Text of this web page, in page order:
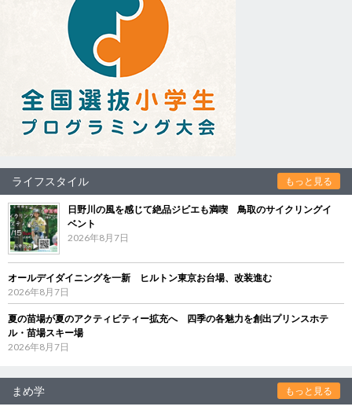
ライフスタイル もっと見る
日野川の風を感じて絶品ジビエも満喫 鳥取のサイクリングイ
ベント
2026年8月7日
オールデイダイニングを一新 ヒルトン東京お台場、改装進む
2026年8月7日
夏の苗場が夏のアクティビティー拡充へ 四季の各魅力を創出プリンスホテ
ル・苗場スキー場
2026年8月7日
まめ学 もっと見る